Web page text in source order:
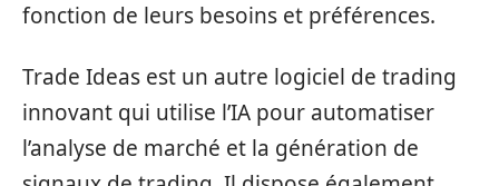
fonction de leurs besoins et préférences.
Trade Ideas est un autre logiciel de trading
innovant qui utilise l’IA pour automatiser
l’analyse de marché et la génération de